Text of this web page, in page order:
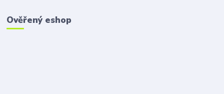
Ověřený eshop